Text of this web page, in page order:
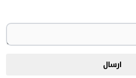
ارسال